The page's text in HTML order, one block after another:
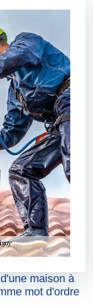
maison à
mot d'ordre